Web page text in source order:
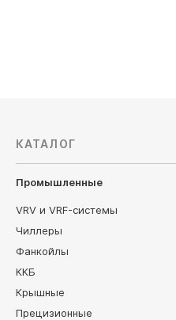
КАТАЛОГ
Промышленные
VRV и VRF-системы
Чиллеры
Фанкойлы
ККБ
Крышные
Прецизионные